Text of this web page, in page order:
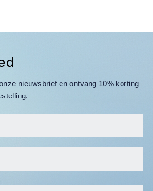
nieuwsbrief en ontvang 10% korting